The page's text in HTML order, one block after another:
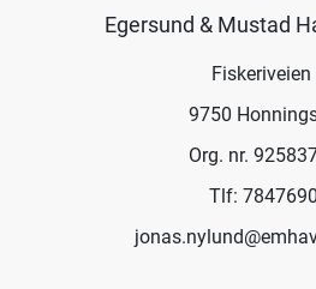
Egersund & Mustad
Fiskeriveien
9750
Org. nr.
Tlf: